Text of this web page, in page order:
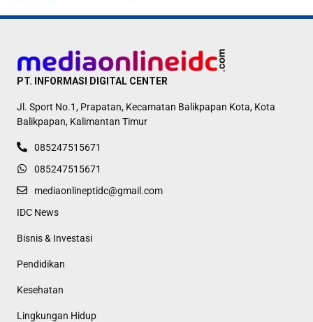
PT. INFORMASI DIGITAL CENTER
Jl. Sport No.1, Prapatan, Kecamatan Balikpapan Kota, Kota
Balikpapan, Kalimantan Timur
085247515671
085247515671
mediaonlineptidc@gmail.com
IDC News
Bisnis & Investasi
Pendidikan
Kesehatan
Lingkungan Hidup